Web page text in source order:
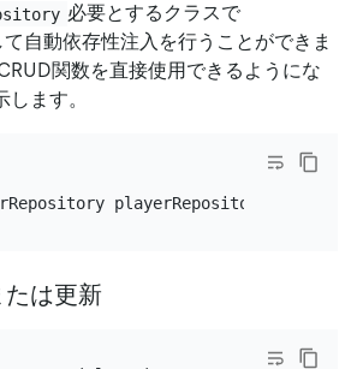
必要とするクラスで
自動依存性注入を行うことができま
関数を直接使用できるようにな
ます。
は更新